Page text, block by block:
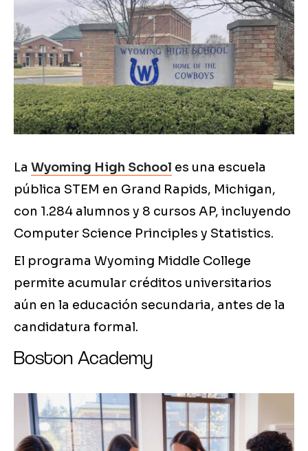
La Wyoming High School es una escuela
pública STEM en Grand Rapids, Michigan,
con 1.284 alumnos y 8 cursos AP, incluyendo
Computer Science Principles y Statistics.
El programa Wyoming Middle College
permite acumular créditos universitarios
aún en la educación secundaria, antes de la
candidatura formal.
Boston Academy